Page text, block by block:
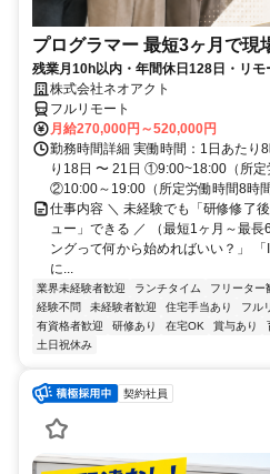
プログラマー 最短3ヶ月で現
残業月10h以内・年間休日128日・リモ
株式会社ネオアクト
フルリモート
月給270,000円～520,000円
勤務時間詳細 実働時間：1日あたり
り18日 〜 21日 ①9:00~18:00（所定
②10:00～19:00（所定労働時間8時間
仕事内容 ＼ 未経験でも「研修修了
ュー」できる ／ （最短1ヶ月～最
ングって何から始めればいい？」
に...
業界未経験者歓迎 ランチタイム フリーター
経験不問
未経験者歓迎 住宅手当あり フル
有資格者歓迎
研修あり 在宅OK 賞与あり
土日祝休み
契約社員